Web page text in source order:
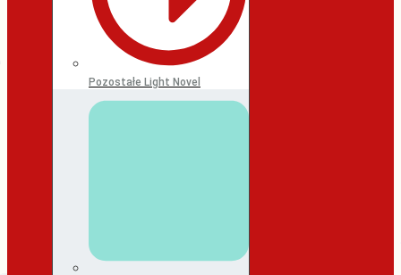
Pozostałe Light Novel